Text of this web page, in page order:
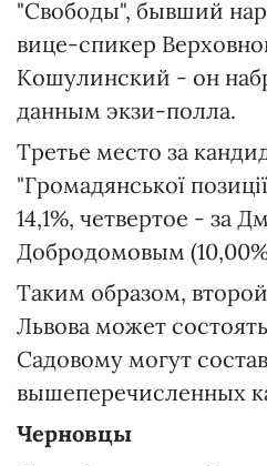
"Свободы", бывший
вице-спикер
Кошулинский - он
данным экзи-полла.
Третье место за
"Громадянської
14,1%, четвертое - за
Добродомовым
Таким образом,
Львова может
Садовому могут
вышеперечисленных
Черновцы